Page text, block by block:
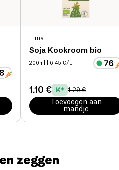
Lima
Soja Kookroom bio
200ml | 6.45 €/L
1.10 € 1.29 €
Toevoegen aan
mandje
zeggen